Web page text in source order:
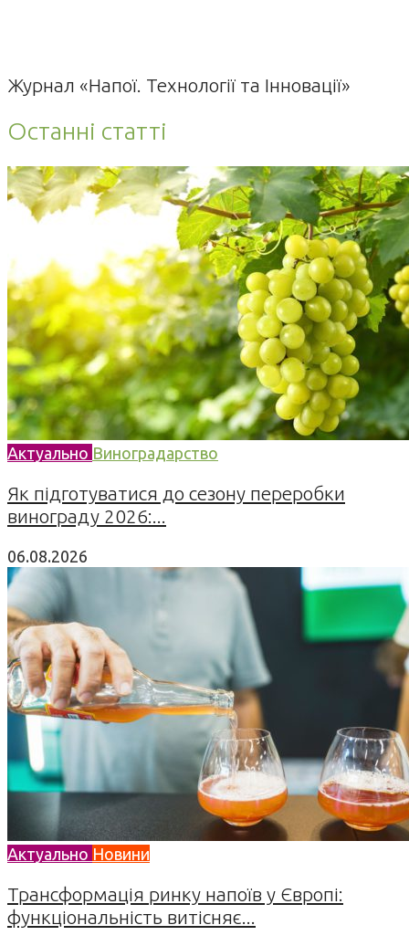
Журнал «Напої. Технології та Інновації»
Останні статті
Актуально Виноградарство
Як підготуватися до сезону переробки
винограду 2026:...
06.08.2026
Актуально Новини
Трансформація ринку напоїв у Європі:
функціональність витісняє...